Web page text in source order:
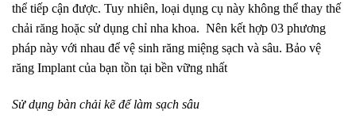
thể tiếp cận được. Tuy nhiên, loại dụng cụ này không thể thay thế
chải răng hoặc sử dụng chỉ nha khoa. Nên kết hợp 03 phương
pháp này với nhau để vệ sinh răng miệng sạch và sâu. Bảo vệ
răng Implant của bạn tồn tại bền vững nhất
Sử dụng bàn chải kẽ để làm sạch sâu